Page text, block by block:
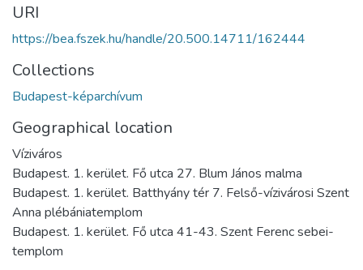
URI
https://bea.fszek.hu/handle/20.500.14711/162444
Collections
Budapest-képarchívum
Geographical location
Víziváros
Budapest. 1. kerület. Fő utca 27. Blum János malma
Budapest. 1. kerület. Batthyány tér 7. Felső-vízivárosi Szent
Anna plébániatemplom
Budapest. 1. kerület. Fő utca 41-43. Szent Ferenc sebei-
templom